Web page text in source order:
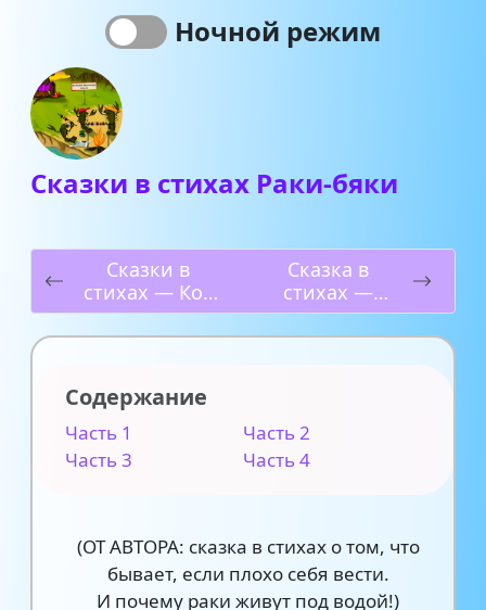
Ночной режим
Сказки в стихах Раки-бяки
Сказки в
стихах — Кот
Маркиз
Сказка в
стихах —
Письмо от
Злюки с
Содержание
Часть 1
Часть 2
Часть 3
Часть 4
(ОТ АВТОРА: сказка в стихах о том, что
бывает, если плохо себя вести.
И почему раки живут под водой!)